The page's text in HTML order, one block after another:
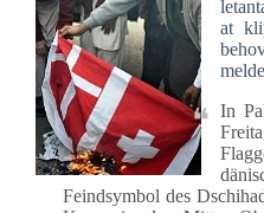
at
In
Feindsymbol des